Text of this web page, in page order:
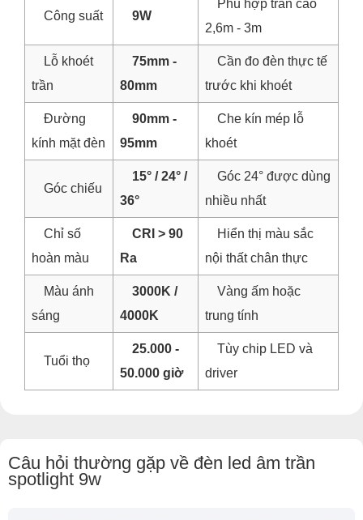
Công suất 9W
Phù hợp trần cao
2,6m - 3m
Lỗ khoét
trần
75mm -
80mm
Cần đo đèn thực tế
trước khi khoét
Đường
kính mặt đèn
90mm -
95mm
Che kín mép lỗ
khoét
Góc chiếu
15° / 24° /
36°
Góc 24° được dùng
nhiều nhất
Chỉ số
hoàn màu
CRI > 90
Ra
Hiển thị màu sắc
nội thất chân thực
Màu ánh
sáng
3000K /
4000K
Vàng ấm hoặc
trung tính
Tuổi thọ
25.000 -
50.000 giờ
Tùy chip LED và
driver
Câu hỏi thường gặp về đèn led âm trần
spotlight 9w